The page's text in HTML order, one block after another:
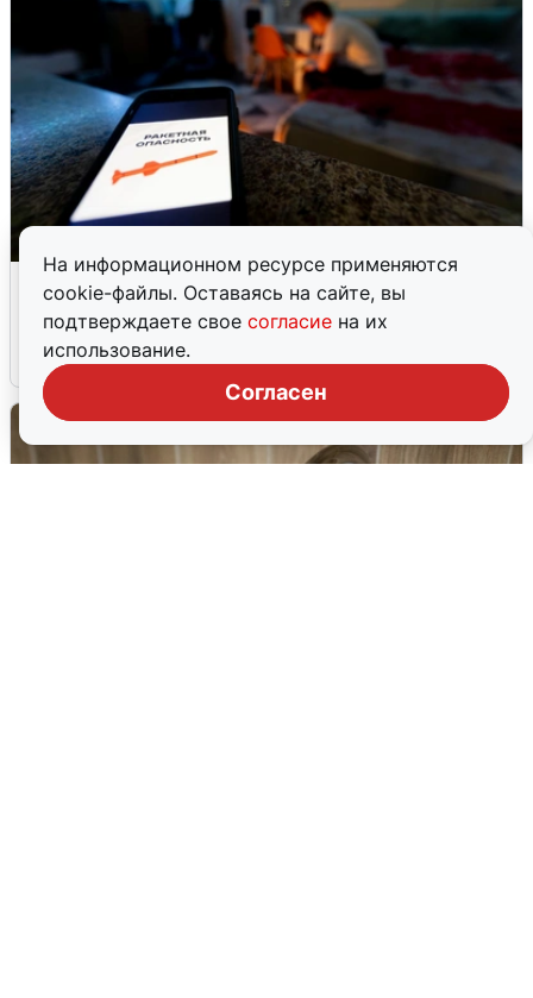
На информационном ресурсе применяются
cookie-файлы. Оставаясь на сайте, вы
подтверждаете свое согласие на их
использование.
Согласен
Ночью в Самарской области завыли
сирены
8 августа 0